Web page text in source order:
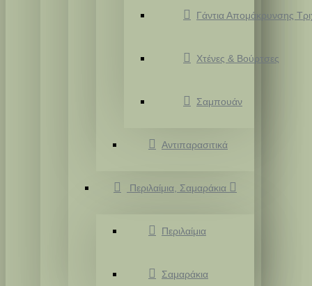
Γάντια Απομάκρυνσης
Χτένες & Βούρτσες
Σαμπουάν
Αντιπαρασιτικά
Περιλαίμια, Σαμαράκια
Περιλαίμια
Σαμαράκια